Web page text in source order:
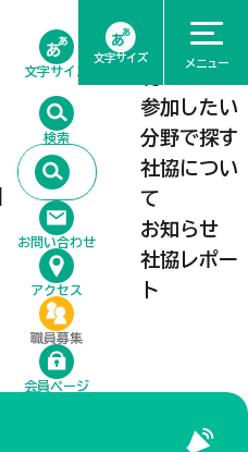
文字サイズ
検索
お問い合わせ
アクセス
職員募集
会員ページ
文字サイズ
メニュー
相談したい
参加したい
分野で探す
社協につい
て
お知らせ
社協レポー
ト